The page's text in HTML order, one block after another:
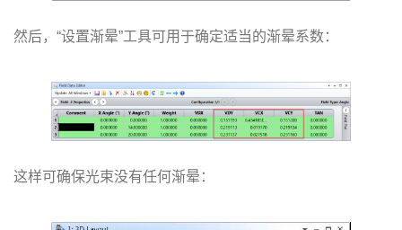
然后，“设置渐晕”工具可用于确定适当的渐晕系数：
这样可确保光束没有任何渐晕：